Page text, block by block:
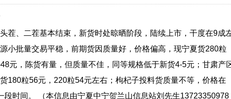
茬、二茬基本结束，新货时处晾晒阶段，陆续上市，干度在9成
小批量交易平稳，前期货因质量好，价格偏高，现宁夏货280粒
元，陈货有量，但质量不佳，同等规格低于新货4-5元；甘肃产
180粒56元，220粒54元左右；枸杞子投料货质量不等，价格在
段时间。 （本信息由宁夏中宁贺兰山信息站刘先生13723350978